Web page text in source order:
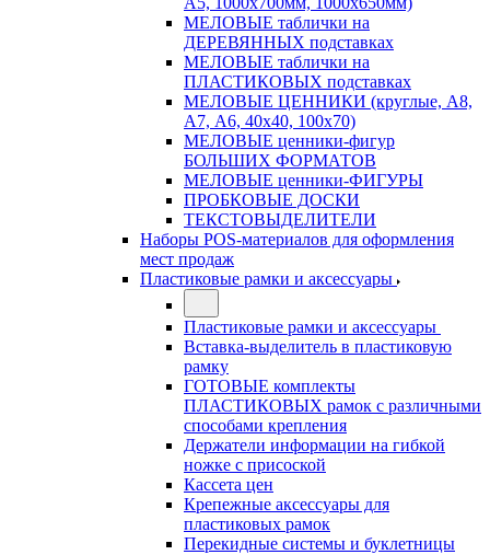
МЕЛОВЫЕ таблички на
ДЕРЕВЯННЫХ подставках
МЕЛОВЫЕ таблички на
ПЛАСТИКОВЫХ подставках
МЕЛОВЫЕ ЦЕННИКИ (круглые, А8,
А7, А6, 40х40, 100х70)
МЕЛОВЫЕ ценники-фигур
БОЛЬШИХ ФОРМАТОВ
МЕЛОВЫЕ ценники-ФИГУРЫ
ПРОБКОВЫЕ ДОСКИ
ТЕКСТОВЫДЕЛИТЕЛИ
Наборы POS-материалов для оформления
мест продаж
Пластиковые рамки и аксессуары
Пластиковые рамки и аксессуары
Вставка-выделитель в пластиковую
рамку
ГОТОВЫЕ комплекты
ПЛАСТИКОВЫХ рамок с различными
способами крепления
Держатели информации на гибкой
ножке с присоской
Кассета цен
Крепежные аксессуары для
пластиковых рамок
Перекидные системы и буклетницы